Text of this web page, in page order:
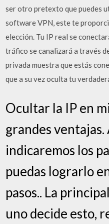
ser otro pretexto que puedes
software VPN, este te
elección. Tu IP real se
tráfico se canalizará a través
privada muestra que estás
que a su vez oculta tu
Ocultar la IP en
grandes
indicaremos los
puedas lograrlo
pasos.. La
uno decide esto,